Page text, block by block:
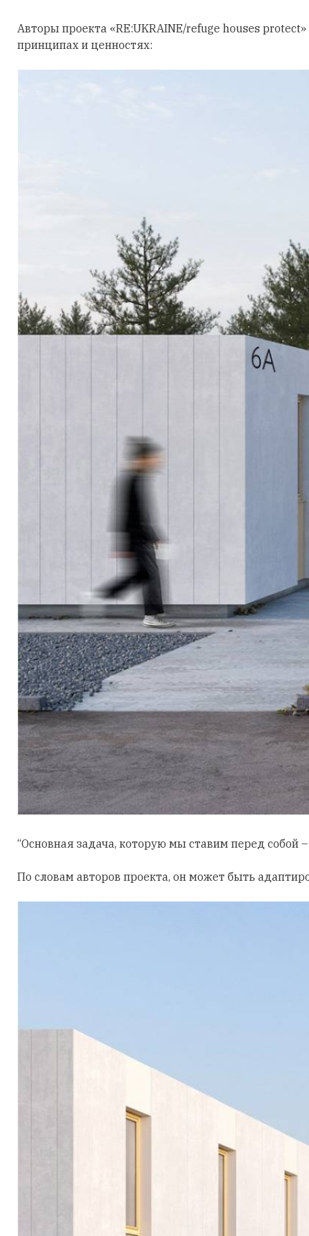
Авторы проекта «RE:UKRAINE/refuge houses
принципах и ценностях:
“Основная задача, которую мы ставим перед
По словам авторов проекта, он может быть